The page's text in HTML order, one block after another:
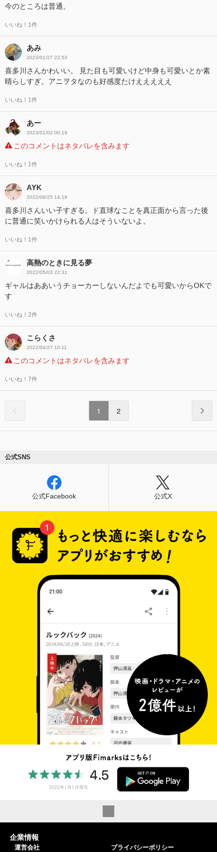
今のところは普通。
いいね！1件
あみ
2023/01/27 22:53
喜多川さんかわいい。 見た目も可愛いけど中身も可愛いとか素
晴らしすぎ。アニヲタなのも好感度たけえええええ
いいね！1件
あー
2023/01/02 00:19
このコメントはネタバレを含みます
いいね！1件
AYK
2022/09/25 14:19
喜多川さんいい子すぎる。ド直球なことを真正面から言った後
に普通に笑いかけられる人はそういないよ。
いいね！1件
高熱のときに見る夢
2022/05/03 22:31
ギャルはああいうチョーカーしないんだよでも可愛いからOKで
す
いいね！2件
こらくさ
2022/04/27 10:11
このコメントはネタバレを含みます
いいね！7件
1 2
公式SNS
公式Facebook 公式X
企業情報
運営会社 プライバシーポリシー